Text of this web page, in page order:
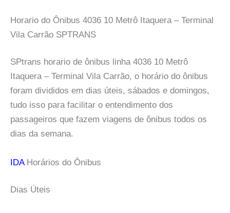
Horario do Ônibus 4036 10 Metrô Itaquera – Terminal
Vila Carrão SPTRANS
SPtrans horario de ônibus linha 4036 10 Metrô
Itaquera – Terminal Vila Carrão, o horário do ônibus
foram divididos em dias úteis, sábados e domingos,
tudo isso para facilitar o entendimento dos
passageiros que fazem viagens de ônibus todos os
dias da semana.
IDAHorários do Ônibus
Dias Úteis